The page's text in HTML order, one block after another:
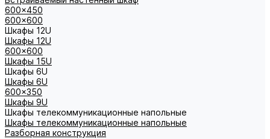
600x450
600x600
Шкафы 12U
Шкафы 12U
600x600
Шкафы 15U
Шкафы 6U
Шкафы 6U
600x350
Шкафы 9U
Шкафы телекоммуникационные напольные
Шкафы телекоммуникационные напольные
Разборная конструкция